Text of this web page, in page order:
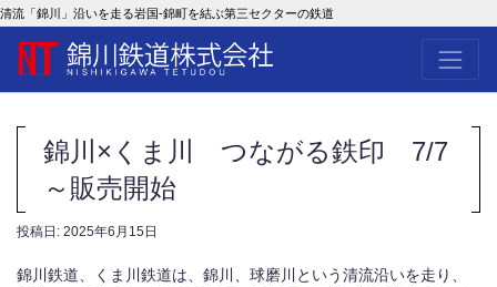
清流「錦川」沿いを走る岩国-錦町を結ぶ第三セクターの鉄道
錦川×くま川 つながる鉄印 7/7
～販売開始
投稿日: 2025年6月15日
錦川鉄道、くま川鉄道は、錦川、球磨川という清流沿いを走り、